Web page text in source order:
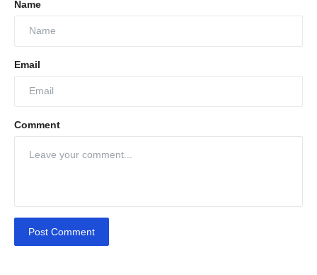
Name
Email
Comment
Post Comment